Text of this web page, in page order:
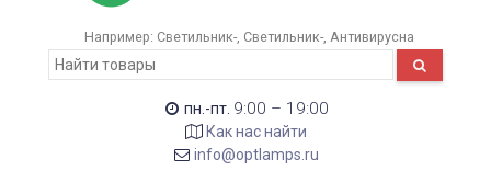
Например: Светильник- Светильник- Антивирусна
пн.-пт. 9:00 – 19:00
Как нас найти
info@optlamps.ru